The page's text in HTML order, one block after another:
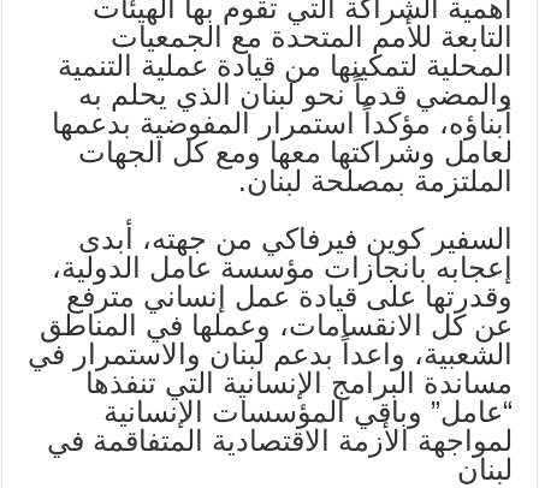
أهمية الشراكة التي تقوم بها الهيئات
التابعة للأمم المتحدة مع الجمعيات
المحلية لتمكينها من قيادة عملية التنمية
والمضي قدماً نحو لبنان الذي يحلم به
أبناؤه، مؤكداً استمرار المفوضية بدعمها
لعامل وشراكتها معها ومع كل الجهات
الملتزمة بمصلحة لبنان.
السفير كوين فيرفاكي من جهته، أبدى
إعجابه بانجازات مؤسسة عامل الدولية،
وقدرتها على قيادة عمل إنساني مترفع
عن كل الانقسامات، وعملها في المناطق
الشعبية، واعداً بدعم لبنان والاستمرار في
مساندة البرامج الإنسانية التي تنفذها
“عامل” وباقي المؤسسات الإنسانية
لمواجهة الأزمة الاقتصادية المتفاقمة في
لبنان